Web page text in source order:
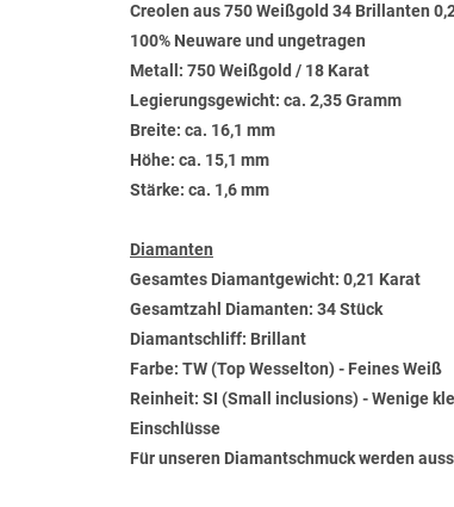
Creolen aus 750 Weißgold 34 Brillanten
100% Neuware und ungetragen
Metall: 750 Weißgold / 18 Karat
Legierungsgewicht: ca. 2,35 Gramm
Breite: ca. 16,1 mm
Höhe: ca. 15,1 mm
Stärke: ca. 1,6 mm
Diamanten
Gesamtes Diamantgewicht: 0,21 Karat
Gesamtzahl Diamanten: 34 Stück
Diamantschliff: Brillant
Farbe: TW (Top Wesselton) - Feines Weiß
Reinheit: SI (Small inclusions) - Wenige
Einschlüsse
Für unseren Diamantschmuck werden